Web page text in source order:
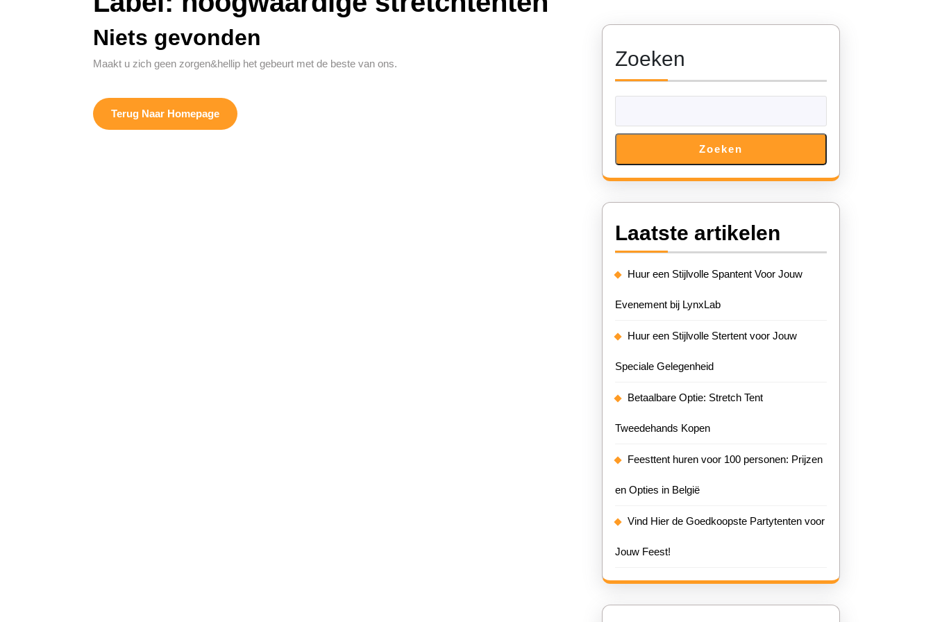
Niets gevonden
Maakt u zich geen zorgen&hellip het gebeurt met de beste van ons.
Terug Naar HomepageTerug
Naar
Zoeken
Zoeken
Laatste artikelen
Huur een Stijlvolle Spantent Voor Jouw
Evenement bij LynxLab
Huur een Stijlvolle Stertent voor Jouw
Speciale Gelegenheid
Betaalbare Optie: Stretch Tent
Tweedehands Kopen
Feesttent huren voor 100 personen: Prijzen
en Opties in België
Vind Hier de Goedkoopste Partytenten voor
Jouw Feest!